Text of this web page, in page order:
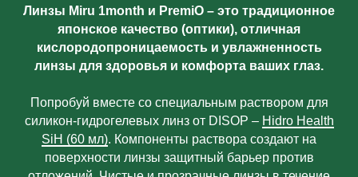
Линзы Miru 1month и PremiO – это традиционное
японское качество (оптики), отличная
кислородопроницаемость и увлажненность
линзы для здоровья и комфорта ваших глаз.
Попробуй вместе со специальным раствором для
силикон-гидрогелевых линз от DISOP – Hidro Health
SiH (60 мл). Компоненты раствора создают на
поверхности линзы защитный барьер против